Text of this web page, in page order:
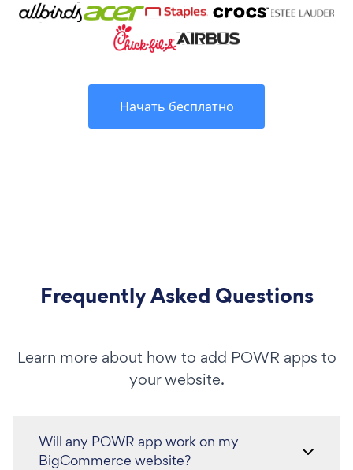
Начать бесплатно
Frequently Asked Questions
Learn more about how to add POWR apps to
your website.
Will any POWR app work on my
BigCommerce website?